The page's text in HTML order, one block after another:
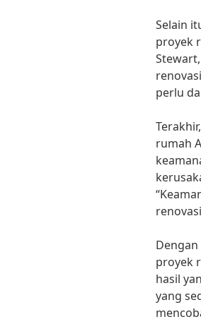
Selain
proyek
perlu
rumah
proyek
hasil
yang